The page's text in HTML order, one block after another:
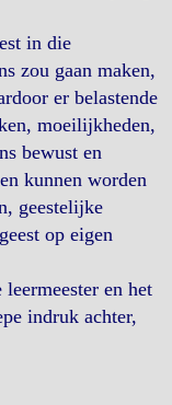
in die
zou gaan maken,
er belastende
moeilijkheden,
bewust en
kunnen worden
geestelijke
op eigen
en het
indruk achter,